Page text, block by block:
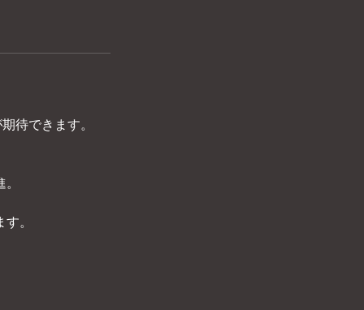
待できます。
。